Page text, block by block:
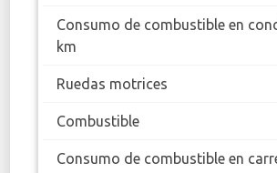
Consumo de combustible en
km
Ruedas motrices
Combustible
Consumo de combustible en